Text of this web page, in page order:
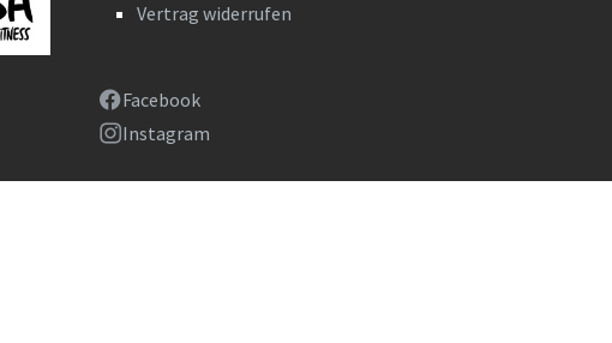
Vertrag widerrufen
Facebook
Instagram